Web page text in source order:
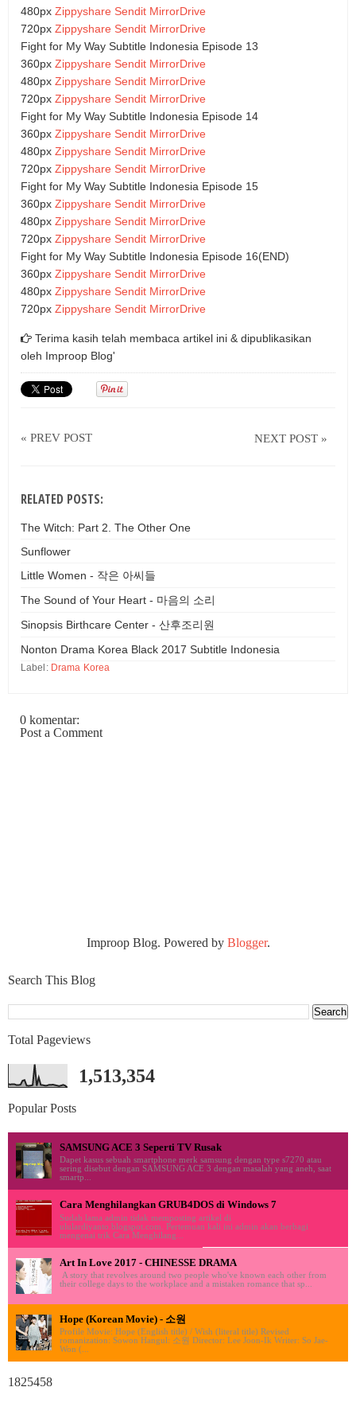
480px Zippyshare Sendit MirrorDrive
720px Zippyshare Sendit MirrorDrive
Fight for My Way Subtitle Indonesia Episode 13
360px Zippyshare Sendit MirrorDrive
480px Zippyshare Sendit MirrorDrive
720px Zippyshare Sendit MirrorDrive
Fight for My Way Subtitle Indonesia Episode 14
360px Zippyshare Sendit MirrorDrive
480px Zippyshare Sendit MirrorDrive
720px Zippyshare Sendit MirrorDrive
Fight for My Way Subtitle Indonesia Episode 15
360px Zippyshare Sendit MirrorDrive
480px Zippyshare Sendit MirrorDrive
720px Zippyshare Sendit MirrorDrive
Fight for My Way Subtitle Indonesia Episode 16(END)
360px Zippyshare Sendit MirrorDrive
480px Zippyshare Sendit MirrorDrive
720px Zippyshare Sendit MirrorDrive
Terima kasih telah membaca artikel ini & dipublikasikan
oleh Improop Blog'
« PREV POST NEXT POST »
RELATED POSTS:
The Witch: Part 2. The Other One
Sunflower
Little Women - 작은 아씨들
The Sound of Your Heart - 마음의 소리
Sinopsis Birthcare Center - 산후조리원
Nonton Drama Korea Black 2017 Subtitle Indonesia
Label: Drama Korea
0 komentar:
Post a Comment
Improop Blog. Powered by Blogger.
Search This Blog
Total Pageviews
1,513,354
Popular Posts
SAMSUNG ACE 3 Seperti TV Rusak
Dapet kasus sebuah smartphone merk samsung dengan type s7270 atau
sering disebut dengan SAMSUNG ACE 3 dengan masalah yang aneh, saat
smartp...
Cara Menghilangkan GRUB4DOS di Windows 7
Sudah lama admin tidak memposting artikel di
ululardiyanto.blogspot.com. Pertemuan kali ini admin akan berbagi
mengenai trik Cara Menghilang...
Art In Love 2017 - CHINESSE DRAMA
A story that revolves around two people who've known each other from
their college days to the workplace and a mistaken romance that sp...
Hope (Korean Movie) - 소원
Profile Movie: Hope (English title) / Wish (literal title) Revised
romanization: Sowon Hangul: 소원 Director: Lee Joon-Ik Writer: So Jae-
Won (...
1825458